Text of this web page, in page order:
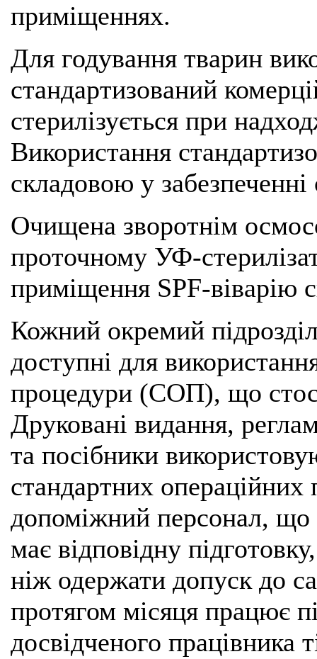
приміщеннях.
Для годування тварин
стандартизований
стерилізується при
Використання
складовою у
Очищена зворотнім
проточному УФ-
приміщення SPF-віварію
Кожний окремий
доступні для
процедури (СОП), що
Друковані видання,
та посібники
стандартних
допоміжний персонал, що
має відповідну
ніж одержати допуск до
протягом місяця працює
досвідченого працівника